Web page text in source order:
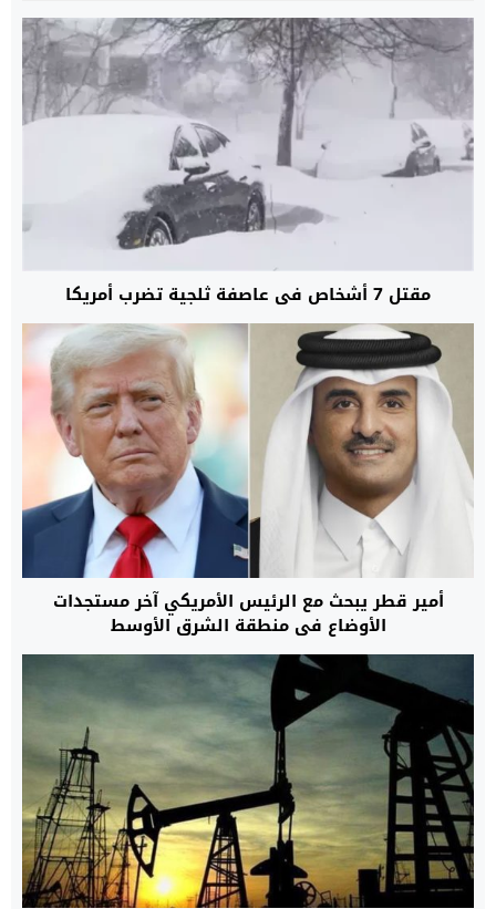
مقتل 7 أشخاص في عاصفة ثلجية تضرب أمريكا
أمير قطر يبحث مع الرئيس الأمريكي آخر مستجدات
الأوضاع في منطقة الشرق الأوسط